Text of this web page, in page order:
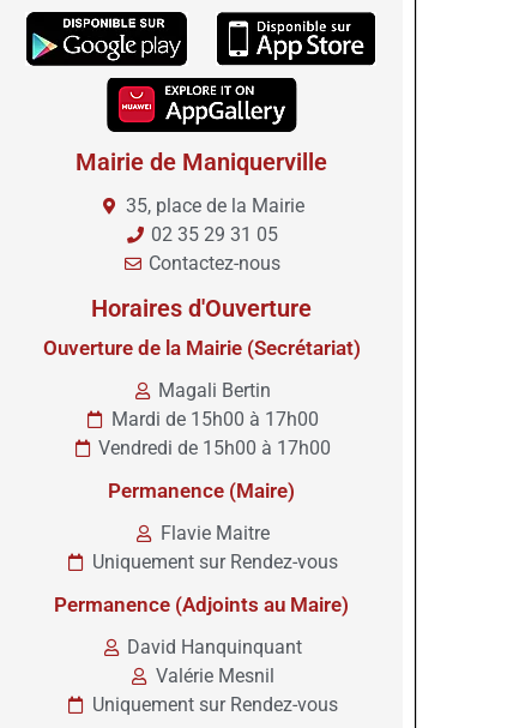
Mairie de Maniquerville
35, place de la Mairie
02 35 29 31 05
Contactez-nous
Horaires d'Ouverture
Ouverture de la Mairie (Secrétariat)
Magali Bertin
Mardi de 15h00 à 17h00
Vendredi de 15h00 à 17h00
Permanence (Maire)
Flavie Maitre
Uniquement sur Rendez-vous
Permanence (Adjoints au Maire)
David Hanquinquant
Valérie Mesnil
Uniquement sur Rendez-vous